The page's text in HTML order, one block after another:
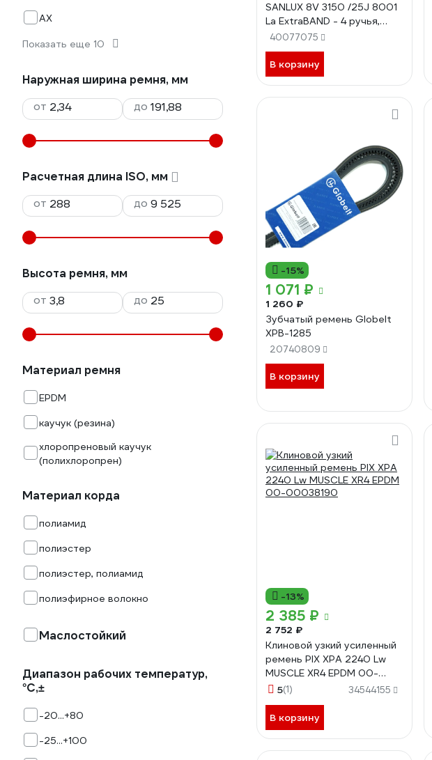
AX
Показать еще 10
Наружная ширина ремня, мм
от
до
Расчетная длина ISO, мм
от
до
Высота ремня, мм
от
до
Материал ремня
EPDM
каучук (резина)
хлоропреновый каучук
(полихлоропрен)
Материал корда
полиамид
полиэстер
полиэстер, полиамид
полиэфирное волокно
Маслостойкий
Диапазон рабочих температур,
°C,±
-20...+80
-25...+100
SANLUX 8V 3150 /25J 8001
La ExtraBAND - 4 ручья,
4R8V3150SANEX
40077075
В корзину
-15%
1 071 ₽
1 260 ₽
Зубчатый ремень Globelt
XPB-1285
20740809
В корзину
-13%
2 385 ₽
2 752 ₽
Клиновой узкий усиленный
ремень PIX XPA 2240 Lw
MUSCLE XR4 EPDM 00-
00038190
5(1) 34544155
В корзину